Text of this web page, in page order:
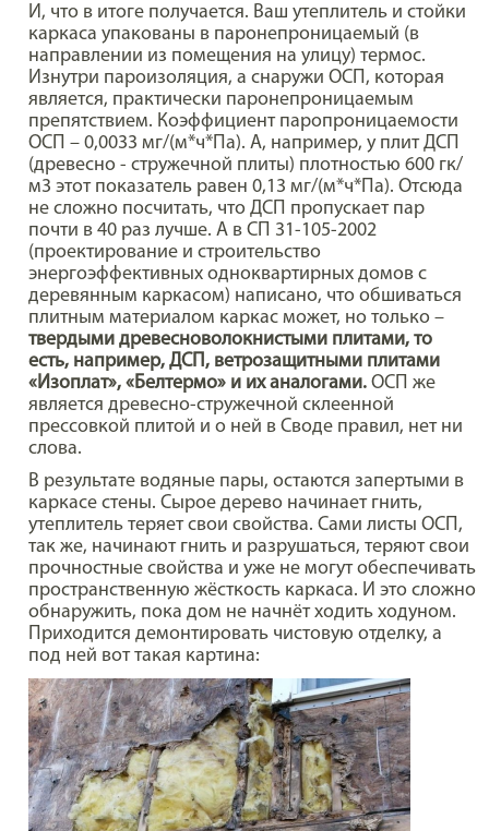
И, что в итоге получается. Ваш утеплитель и стойки
каркаса упакованы в паронепроницаемый (в
направлении из помещения на улицу) термос.
Изнутри пароизоляция, а снаружи ОСП, которая
является, практически паронепроницаемым
препятствием. Коэффициент паропроницаемости
ОСП – 0,0033 мг/(м*ч*Па). А, например, у плит ДСП
(древесно - стружечной плиты) плотностью 600 гк/
м3 этот показатель равен 0,13 мг/(м*ч*Па). Отсюда
не сложно посчитать, что ДСП пропускает пар
почти в 40 раз лучше. А в СП 31-105-2002
(проектирование и строительство
энергоэффективных одноквартирных домов с
деревянным каркасом) написано, что обшиваться
плитным материалом каркас может, но только –
твердыми древесноволокнистыми плитами, то
есть, например, ДСП, ветрозащитными плитами
«Изоплат», «Белтермо» и их аналогами. ОСП же
является древесно-стружечной склеенной
прессовкой плитой и о ней в Своде правил, нет ни
слова.
В результате водяные пары, остаются запертыми в
каркасе стены. Сырое дерево начинает гнить,
утеплитель теряет свои свойства. Сами листы ОСП,
так же, начинают гнить и разрушаться, теряют свои
прочностные свойства и уже не могут обеспечивать
пространственную жёсткость каркаса. И это сложно
обнаружить, пока дом не начнёт ходить ходуном.
Приходится демонтировать чистовую отделку, а
под ней вот такая картина: